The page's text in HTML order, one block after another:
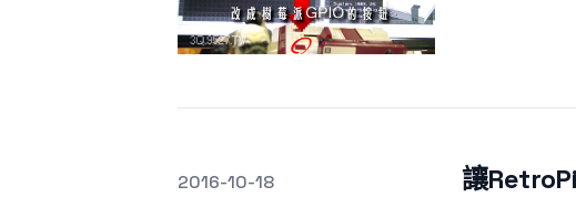
發文於
2016-10-18
讓